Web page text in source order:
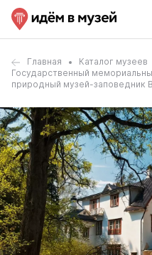
Главная Каталог музеев
Государственный
природный музей-заповедник